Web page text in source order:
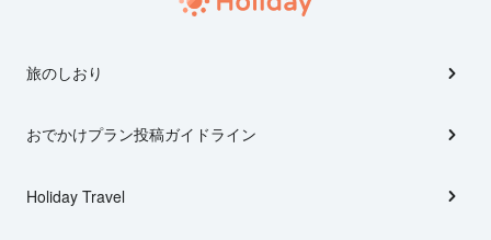
旅のしおり
おでかけプラン投稿ガイドライン
Holiday Travel